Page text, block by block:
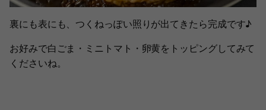
裏にも表にも、つくねっぽい照りが出てきたら完成です♪
お好みで白ごま・ミニトマト・卵黄をトッピングしてみて
くださいね。